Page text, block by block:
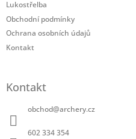
Lukostřelba
Obchodní podmínky
Ochrana osobních údajů
Kontakt
Kontakt
obchod@archery.cz
602 334 354